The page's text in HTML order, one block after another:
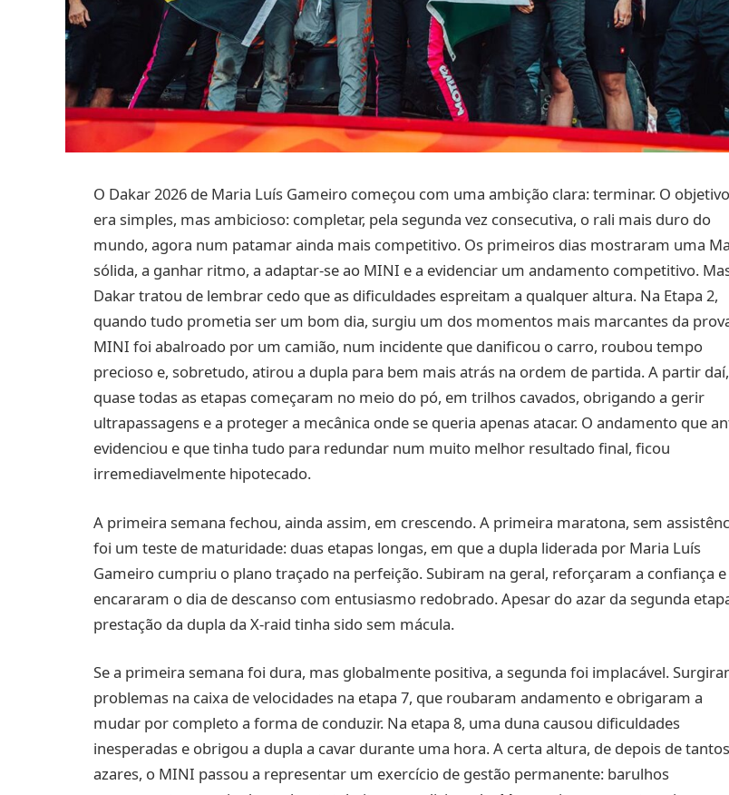
O Dakar 2026 de Maria Luís Gameiro começou com uma ambição clara: terminar. O objetivo
era simples, mas ambicioso: completar, pela segunda vez consecutiva, o rali mais duro do
mundo, agora num patamar ainda mais competitivo. Os primeiros dias mostraram uma
sólida, a ganhar ritmo, a adaptar-se ao MINI e a evidenciar um andamento competitivo.
Dakar tratou de lembrar cedo que as dificuldades espreitam a qualquer altura. Na Etapa 2,
quando tudo prometia ser um bom dia, surgiu um dos momentos mais marcantes da
MINI foi abalroado por um camião, num incidente que danificou o carro, roubou tempo
precioso e, sobretudo, atirou a dupla para bem mais atrás na ordem de partida. A partir daí,
quase todas as etapas começaram no meio do pó, em trilhos cavados, obrigando a gerir
ultrapassagens e a proteger a mecânica onde se queria apenas atacar. O andamento que
evidenciou e que tinha tudo para redundar num muito melhor resultado final, ficou
irremediavelmente hipotecado.
A primeira semana fechou, ainda assim, em crescendo. A primeira maratona, sem
foi um teste de maturidade: duas etapas longas, em que a dupla liderada por Maria Luís
Gameiro cumpriu o plano traçado na perfeição. Subiram na geral, reforçaram a confiança e
encararam o dia de descanso com entusiasmo redobrado. Apesar do azar da segunda
prestação da dupla da X-raid tinha sido sem mácula.
Se a primeira semana foi dura, mas globalmente positiva, a segunda foi implacável.
problemas na caixa de velocidades na etapa 7, que roubaram andamento e obrigaram a
mudar por completo a forma de conduzir. Na etapa 8, uma duna causou dificuldades
inesperadas e obrigou a dupla a cavar durante uma hora. A certa altura, de depois de tantos
azares, o MINI passou a representar um exercício de gestão permanente: barulhos